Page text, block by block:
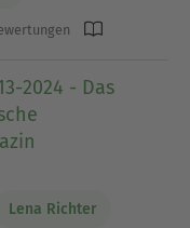
2024 - Das
Lena Richter